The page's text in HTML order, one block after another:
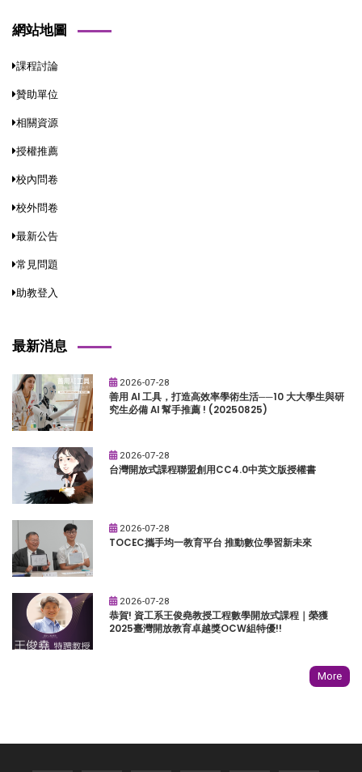
網站地圖
課程討論
贊助單位
相關資源
授權推薦
校內問卷
校外問卷
最新公告
常見問題
助教登入
最新消息
2026-07-28
善用 AI 工具，打造高效率學術生活──10 大大學生與研
究生必備 AI 幫手推薦 ! (20250825)
2026-07-28
台灣開放式課程聯盟創用CC4.0中英文版授權書
2026-07-28
TOCEC攜手均一教育平台 推動數位學習新未來
2026-07-28
恭賀! 資工系王俊堯教授工程數學開放式課程｜榮獲
2025臺灣開放教育卓越獎OCW組特優!!
More